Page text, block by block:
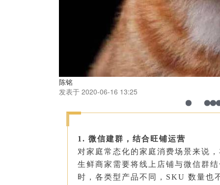
陈铭
发表于 2020-06-16 13:25
1. 微信建群，结合旺铺运营
对家庭常态化的家庭消费场景来说
生鲜商家需要将线上店铺与微信群
时， 各类型 产品不同， SKU 数量也